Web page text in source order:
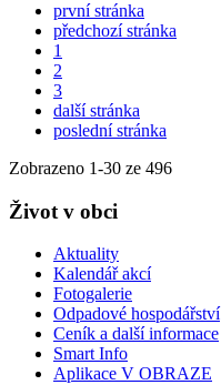
první stránka
předchozí stránka
1
2
3
další stránka
poslední stránka
Zobrazeno 1-30 ze 496
Život v obci
Aktuality
Kalendář akcí
Fotogalerie
Odpadové hospodářství
Ceník a další informace
Smart Info
Aplikace V OBRAZE